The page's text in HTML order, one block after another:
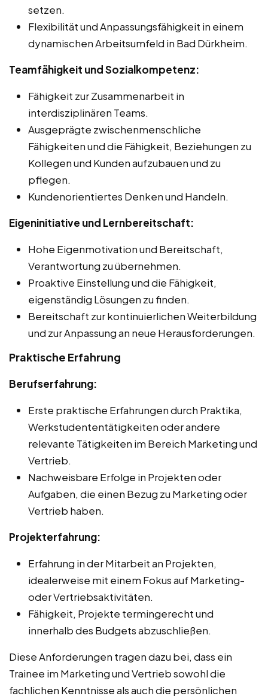
setzen.
Flexibilität und Anpassungsfähigkeit in einem
dynamischen Arbeitsumfeld in Bad Dürkheim.
Teamfähigkeit und Sozialkompetenz:
Fähigkeit zur Zusammenarbeit in
interdisziplinären Teams.
Ausgeprägte zwischenmenschliche
Fähigkeiten und die Fähigkeit, Beziehungen zu
Kollegen und Kunden aufzubauen und zu
pflegen.
Kundenorientiertes Denken und Handeln.
Eigeninitiative und Lernbereitschaft:
Hohe Eigenmotivation und Bereitschaft,
Verantwortung zu übernehmen.
Proaktive Einstellung und die Fähigkeit,
eigenständig Lösungen zu finden.
Bereitschaft zur kontinuierlichen Weiterbildung
und zur Anpassung an neue Herausforderungen.
Praktische Erfahrung
Berufserfahrung:
Erste praktische Erfahrungen durch Praktika,
Werkstudententätigkeiten oder andere
relevante Tätigkeiten im Bereich Marketing und
Vertrieb.
Nachweisbare Erfolge in Projekten oder
Aufgaben, die einen Bezug zu Marketing oder
Vertrieb haben.
Projekterfahrung:
Erfahrung in der Mitarbeit an Projekten,
idealerweise mit einem Fokus auf Marketing-
oder Vertriebsaktivitäten.
Fähigkeit, Projekte termingerecht und
innerhalb des Budgets abzuschließen.
Diese Anforderungen tragen dazu bei, dass ein
Trainee im Marketing und Vertrieb sowohl die
fachlichen Kenntnisse als auch die persönlichen